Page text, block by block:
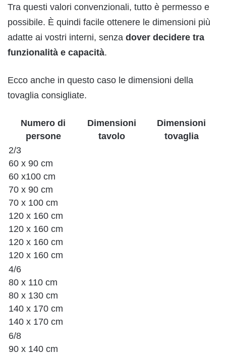
Tra questi valori convenzionali, tutto è permesso e
possibile. È quindi facile ottenere le dimensioni più
adatte ai vostri interni, senza dover decidere tra
funzionalità e capacità.
Ecco anche in questo caso le dimensioni della
tovaglia consigliate.
Numero di
persone
Dimensioni
tavolo
Dimensioni
tovaglia
2/3
60 x 90 cm
60 x100 cm
70 x 90 cm
70 x 100 cm
120 x 160 cm
120 x 160 cm
120 x 160 cm
120 x 160 cm
4/6
80 x 110 cm
80 x 130 cm
140 x 170 cm
140 x 170 cm
6/8
90 x 140 cm